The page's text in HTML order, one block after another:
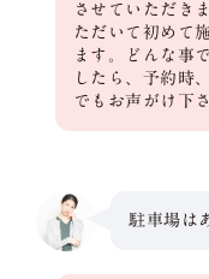
させていただき
ただいて初めて
ます。どんな事
したら、予約時
でもお声がけ下さ
駐車場は